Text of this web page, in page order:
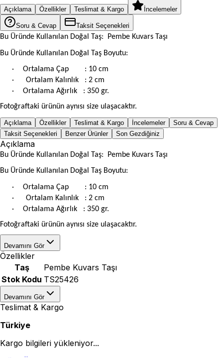
Açıklama Özellikler Teslimat & Kargo İncelemeler
Soru & Cevap Taksit Seçenekleri
Bu Üründe Kullanılan Doğal Taş: Pembe Kuvars Taşı
Bu Üründe Kullanılan Doğal Taş Boyutu:
· Ortalama Çap : 10 cm
·
Ortalam Kalınlık
: 2 cm
·
Ortalama Ağırlık
: 350 gr.
Fotoğraftaki ürünün aynısı size ulaşacaktır.
Açıklama Özellikler Teslimat & Kargo İncelemeler
Soru & Cevap
Taksit Seçenekleri
Benzer Ürünler Son Gezdiğiniz
Açıklama
Bu Üründe Kullanılan Doğal Taş: Pembe Kuvars Taşı
Bu Üründe Kullanılan Doğal Taş Boyutu:
· Ortalama Çap : 10 cm
·
Ortalam Kalınlık
: 2 cm
·
Ortalama Ağırlık
: 350 gr.
Fotoğraftaki ürünün aynısı size ulaşacaktır.
Devamını Gör
Özellikler
Taş
Pembe Kuvars Taşı
Stok Kodu TS25426
Devamını Gör
Teslimat & Kargo
Türkiye
Kargo bilgileri yükleniyor...